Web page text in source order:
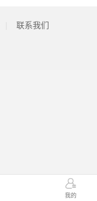
我的
联系我们